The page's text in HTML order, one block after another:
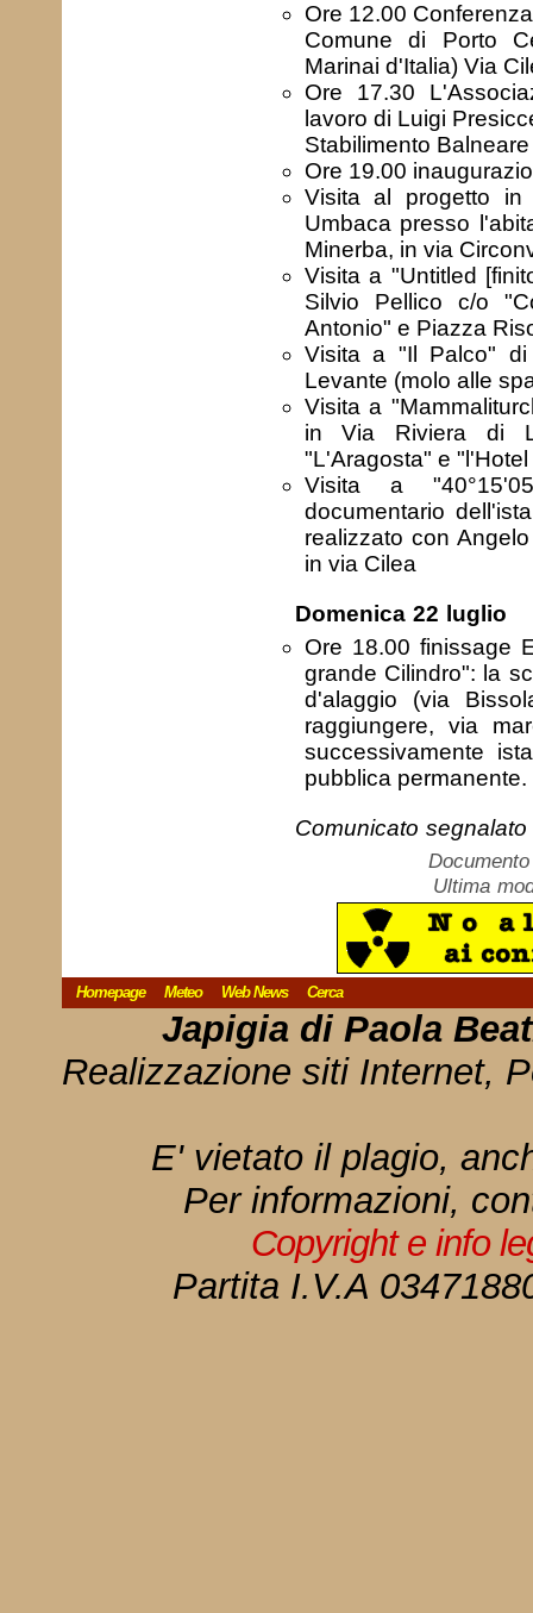
Ore 12.00
Comune di Porto
Marinai d'Italia) Via
Ore 17.30
lavoro di Luigi
Stabilimento
Ore 19.00
Visita al progetto
Umbaca presso
Minerba, in via
Visita a "Untitled
Silvio Pellico c/o
Antonio" e Piazza
Visita a "Il Palco"
Levante (molo alle
Visita a
in Via Riviera di
"L'Aragosta" e
Visita a
documentario
realizzato con
in via Cilea
Domenica 22 luglio
Ore 18.00 finissage
grande Cilindro": la
d'alaggio (via
raggiungere, via
successivamente
pubblica permanente.
Comunicato
Ultima
Homepage Meteo Web News Cerca
Japigia di Paola
Realizzazione siti Internet,
E' vietato il plagio,
Per informazioni,
Copyright e info
Partita I.V.A